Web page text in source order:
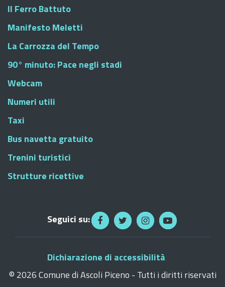
Il Ferro Battuto
Manifesto Meletti
La Carrozza del Tempo
90° minuto: Pace negli stadi
Webcam
Numeri utili
Taxi
Bus navetta gratuito
Trenini turistici
Strutture ricettive
Seguici su:
Dichiarazione di accessibilità
© 2026 Comune di Ascoli Piceno - Tutti i diritti riservati